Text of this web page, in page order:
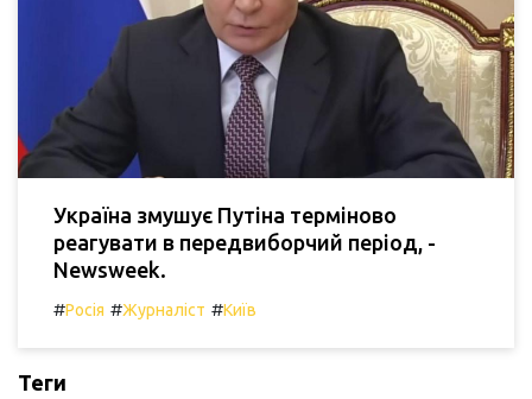
Україна змушує Путіна терміново
реагувати в передвиборчий період, -
Newsweek.
#Росія #Журналіст #Київ
Теги